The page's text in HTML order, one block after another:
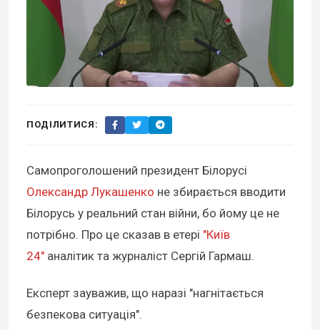
ПОДІЛИТИСЯ:
Самопроголошений президент Білорусі
Олександр Лукашенко не збирається вводити
Білорусь у реальний стан війни, бо йому це не
потрібно. Про це сказав в етері "Київ
24" аналітик та журналіст Сергій Гармаш.
Експерт зауважив, що наразі "нагнітається
безпекова ситуація".